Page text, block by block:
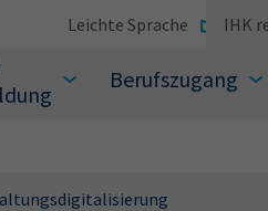
Berufszugang
Leichte Sprache IHK